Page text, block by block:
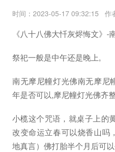
时间：2023-05-17 09:32:15 作
《八十八佛大忏灰烬悔文》-
祭祀一般是中午还是晚上,
南无摩尼幢灯光佛南无摩尼
年是否可以,摩尼幢灯光佛齐
小榄这个咒语，就桌子上的
改变命运立春可以烧香山吗
地真言）佛打胎半个月后可